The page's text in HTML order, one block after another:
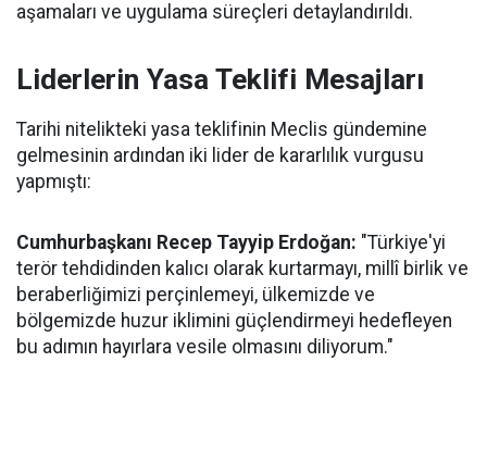
aşamaları ve uygulama süreçleri detaylandırıldı.
Liderlerin Yasa Teklifi Mesajları
Tarihi nitelikteki yasa teklifinin Meclis gündemine
gelmesinin ardından iki lider de kararlılık vurgusu
yapmıştı:
Cumhurbaşkanı Recep Tayyip Erdoğan: "Türkiye'yi
terör tehdidinden kalıcı olarak kurtarmayı, millî birlik ve
beraberliğimizi perçinlemeyi, ülkemizde ve
bölgemizde huzur iklimini güçlendirmeyi hedefleyen
bu adımın hayırlara vesile olmasını diliyorum."